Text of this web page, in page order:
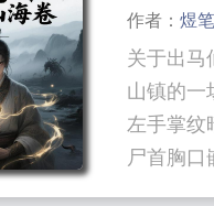
作者： 煜
关于出马
山镇的一
左手掌纹
尸首胸